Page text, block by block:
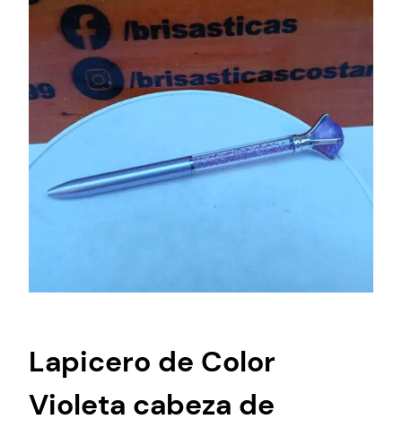
Lapicero de Color
Violeta cabeza de